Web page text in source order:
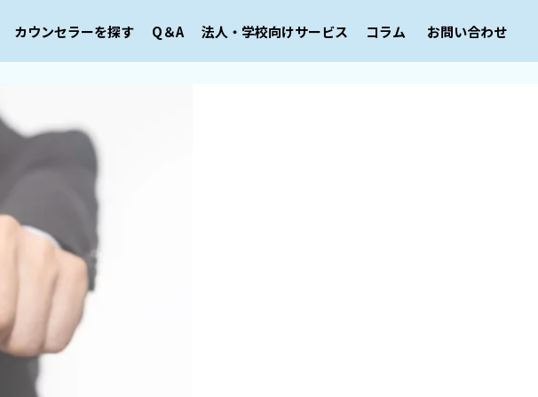
カウンセラーを探す Q＆A 法人・学校向けサービス コラム お問い合わせ